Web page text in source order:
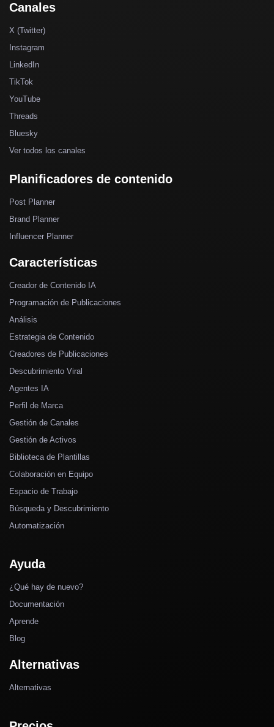
Canales
X (Twitter)
Instagram
LinkedIn
TikTok
YouTube
Threads
Bluesky
Ver todos los canales
Planificadores de contenido
Post Planner
Brand Planner
Influencer Planner
Características
Creador de Contenido IA
Programación de Publicaciones
Análisis
Estrategia de Contenido
Creadores de Publicaciones
Descubrimiento Viral
Agentes IA
Perfil de Marca
Gestión de Canales
Gestión de Activos
Biblioteca de Plantillas
Colaboración en Equipo
Espacio de Trabajo
Búsqueda y Descubrimiento
Automatización
Ayuda
¿Qué hay de nuevo?
Documentación
Aprende
Blog
Alternativas
Alternativas